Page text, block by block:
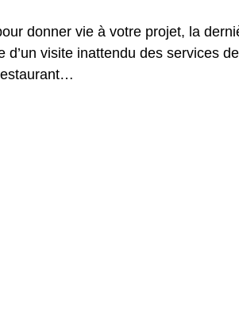
donner vie à votre projet, la
d’un visite inattendu des services